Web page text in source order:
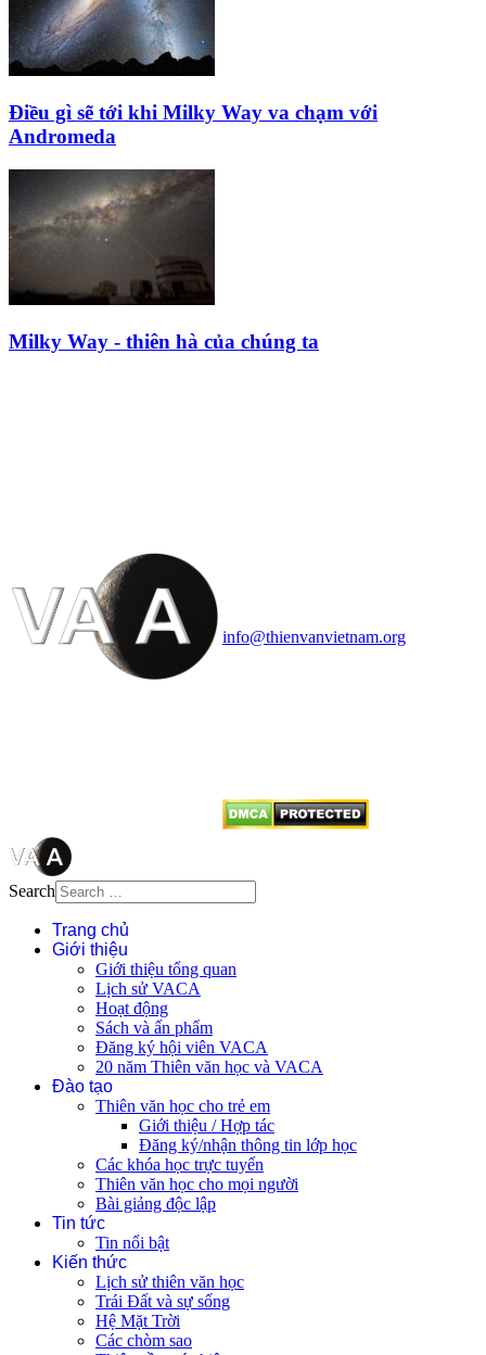
Điều gì sẽ tới khi Milky Way va chạm với
Andromeda
Milky Way - thiên hà của chúng ta
info@thienvanvietnam.org
Search
Trang chủ
Giới thiệu
Giới thiệu tổng quan
Lịch sử VACA
Hoạt động
Sách và ấn phẩm
Đăng ký hội viên VACA
20 năm Thiên văn học và VACA
Đào tạo
Thiên văn học cho trẻ em
Giới thiệu / Hợp tác
Đăng ký/nhận thông tin lớp học
Các khóa học trực tuyến
Thiên văn học cho mọi người
Bài giảng độc lập
Tin tức
Tin nổi bật
Kiến thức
Lịch sử thiên văn học
Trái Đất và sự sống
Hệ Mặt Trời
Các chòm sao